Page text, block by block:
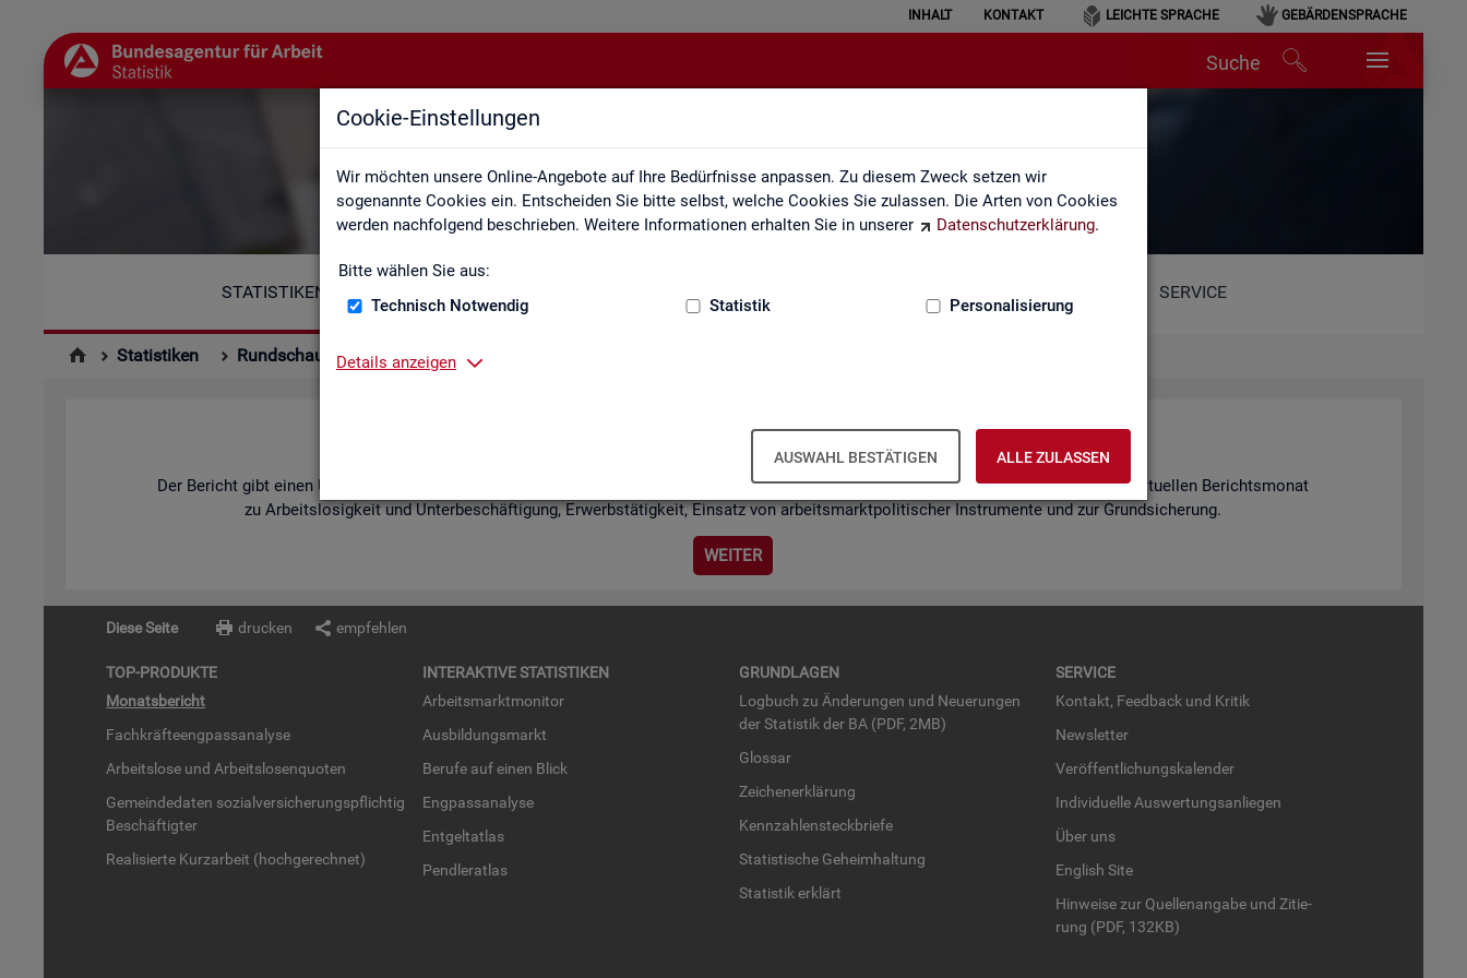
Cookie-Einstellungen
Wir möchten unsere Online-Angebote auf Ihre Bedürfnisse anpassen. Zu diesem Zweck setzen wir
sogenannte Cookies ein. Entscheiden Sie bitte selbst, welche Cookies Sie zulassen. Die Arten von Cookies
werden nachfolgend beschrieben. Weitere Informationen erhalten Sie in unserer
Datenschutzerklärung.
Bitte wählen Sie aus:
Technisch Notwendig
Statistik Personalisierung
Details anzeigen
AUSWAHL BESTÄTIGEN ALLE ZULASSEN
INHALT KONTAKT LEICHTE SPRACHE GEBÄRDENSPRACHE
Suche
Monatsbericht
STATISTIKEN SERVICE
Statistiken Rundschau Arbeitsmarkt Monatsbericht
Mo­nats­be­richt
Der Be­richt gibt einen Über­blick über die ak­tu­el­le Ent­wick­lung am Ar­beits- und Aus­bil­dungs­markt in Deutsch­land. Er in­for­miert für den ak­tu­el­len Be­richts­mo­nat
zu Ar­beits­lo­sig­keit und Un­ter­be­schäf­ti­gung, Er­werbs­tä­tig­keit, Ein­satz von ar­beits­markt­po­li­ti­scher In­stru­men­te und zur Grund­si­che­rung.
WEI­TER
Diese Seite drucken empfehlen
TOP-PRO­DUK­TE
Mo­nats­be­richt
Fach­kräf­te­eng­pass­ana­ly­se
Ar­beits­lo­se und Ar­beits­lo­sen­quo­ten
Ge­mein­de­da­ten so­zi­al­ver­si­che­rungs­pflich­tig
Be­schäf­tig­ter
Rea­li­sier­te Kurz­ar­beit (hoch­ge­rech­net)
IN­TER­AK­TI­VE STA­TIS­TI­KEN
Ar­beits­markt­mo­ni­tor
Aus­bil­dungs­markt
Be­ru­fe auf einen Blick
Eng­pass­ana­ly­se
Ent­gel­t­at­las
Pend­ler­at­las
GRUND­LA­GEN
Log­buch zu Än­de­run­gen und Neue­run­gen
der Sta­tis­tik der BA (PDF, 2MB)
Glos­sar
Zei­chen­er­klä­rung
Kenn­zah­len­steck­brie­fe
Sta­tis­ti­sche Ge­heim­hal­tung
Sta­tis­tik er­klärt
SER­VICE
Kon­takt, Feed­back und Kri­tik
News­let­ter
Ver­öf­fent­li­chungs­ka­len­der
In­di­vi­du­el­le Aus­wer­tungs­an­lie­gen
Über uns
English Site
Hin­wei­se zur Quel­len­an­ga­be und Zi­tie­
rung (PDF, 132KB)